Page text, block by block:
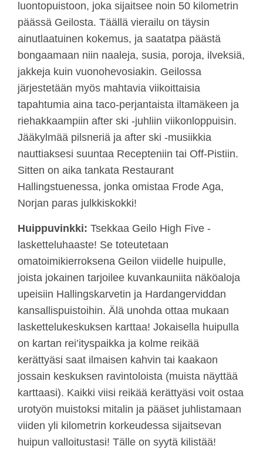
luontopuistoon, joka sijaitsee noin 50 kilometrin
päässä Geilosta. Täällä vierailu on täysin
ainutlaatuinen kokemus, ja saatatpa päästä
bongaamaan niin naaleja, susia, poroja, ilveksiä,
jakkeja kuin vuonohevosiakin. Geilossa
järjestetään myös mahtavia viikoittaisia
tapahtumia aina taco-perjantaista iltamäkeen ja
riehakkaampiin after ski -juhliin viikonloppuisin.
Jääkylmää pilsneriä ja after ski -musiikkia
nauttiaksesi suuntaa Recepteniin tai Off-Pistiin.
Sitten on aika tankata Restaurant
Hallingstuenessa, jonka omistaa Frode Aga,
Norjan paras julkkiskokki!
Huippuvinkki: Tsekkaa Geilo High Five -
lasketteluhaaste! Se toteutetaan
omatoimikierroksena Geilon viidelle huipulle,
joista jokainen tarjoilee kuvankauniita näköaloja
upeisiin Hallingskarvetin ja Hardangerviddan
kansallispuistoihin. Älä unohda ottaa mukaan
laskettelukeskuksen karttaa! Jokaisella huipulla
on kartan rei’ityspaikka ja kolme reikää
kerättyäsi saat ilmaisen kahvin tai kaakaon
jossain keskuksen ravintoloista (muista näyttää
karttaasi). Kaikki viisi reikää kerättyäsi voit ostaa
urotyön muistoksi mitalin ja pääset juhlistamaan
viiden yli kilometrin korkeudessa sijaitsevan
huipun valloitustasi! Tälle on syytä kilistää!